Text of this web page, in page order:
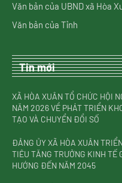
Văn bản của UBND xã Hòa
Văn bản của Tỉnh
Tin mới
XÃ HÒA XUÂN TỔ CHỨC HỘI
NĂM 2026 VỀ PHÁT TRIỂN
TẠO VÀ CHUYỂN ĐỔI SỐ
ĐẢNG ỦY XÃ HÒA XUÂN
TIÊU TĂNG TRƯỞNG KINH
HƯỚNG ĐẾN NĂM 2045